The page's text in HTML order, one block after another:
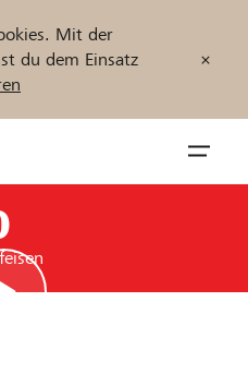
Mit der
du dem Einsatz
öffnen